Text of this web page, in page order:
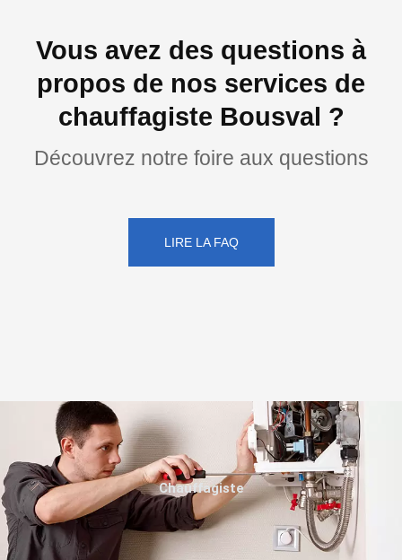
Vous avez des questions à
propos de nos services de
chauffagiste Bousval ?
Découvrez notre foire aux questions
LIRE LA FAQ
Chauffagiste